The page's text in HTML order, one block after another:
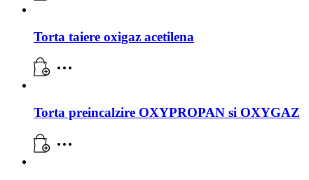
Torta taiere oxigaz acetilena
Torta preincalzire OXYPROPAN si OXYGAZ